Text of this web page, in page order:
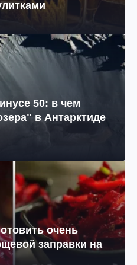
50: в чем
в Антарктиде
очень
заправки на